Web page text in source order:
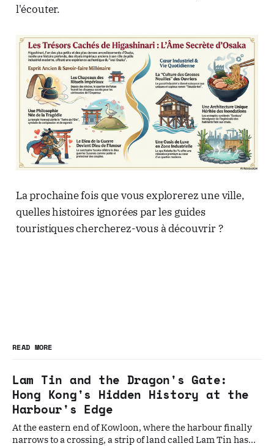
l'écouter.
La prochaine fois que vous explorerez une ville,
quelles histoires ignorées par les guides
touristiques chercherez-vous à découvrir ?
READ MORE
Lam Tin and the Dragon's Gate:
Hong Kong's Hidden History at the
Harbour's Edge
At the eastern end of Kowloon, where the harbour finally
narrows to a crossing, a strip of land called Lam Tin has